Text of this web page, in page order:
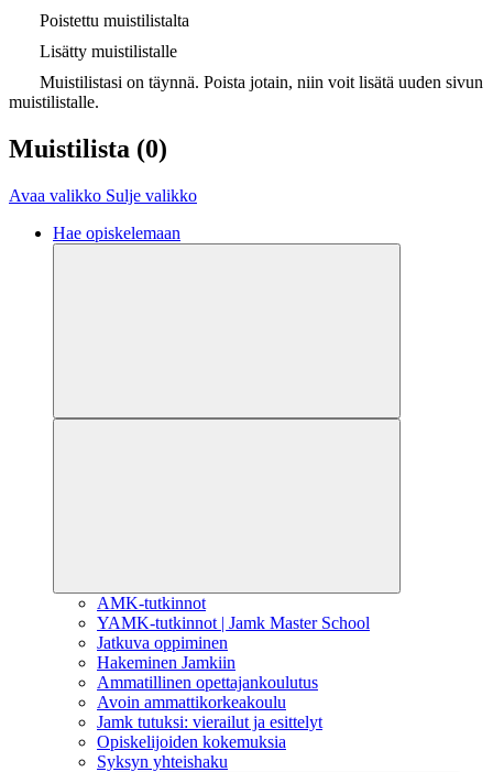
Poistettu muistilistalta
Lisätty muistilistalle
Muistilistasi on täynnä. Poista jotain, niin voit lisätä uuden sivun
muistilistalle.
Muistilista (0)
Avaa valikko Sulje valikko
Hae opiskelemaan
AMK-tutkinnot
YAMK-tutkinnot | Jamk Master School
Jatkuva oppiminen
Hakeminen Jamkiin
Ammatillinen opettajankoulutus
Avoin ammattikorkeakoulu
Jamk tutuksi: vierailut ja esittelyt
Opiskelijoiden kokemuksia
Syksyn yhteishaku